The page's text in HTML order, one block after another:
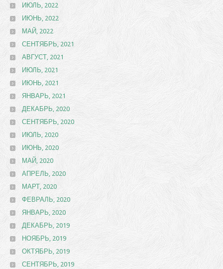
ИЮЛЬ, 2022
ИЮНЬ, 2022
МАЙ, 2022
СЕНТЯБРЬ, 2021
АВГУСТ, 2021
ИЮЛЬ, 2021
ИЮНЬ, 2021
ЯНВАРЬ, 2021
ДЕКАБРЬ, 2020
СЕНТЯБРЬ, 2020
ИЮЛЬ, 2020
ИЮНЬ, 2020
МАЙ, 2020
АПРЕЛЬ, 2020
МАРТ, 2020
ФЕВРАЛЬ, 2020
ЯНВАРЬ, 2020
ДЕКАБРЬ, 2019
НОЯБРЬ, 2019
ОКТЯБРЬ, 2019
СЕНТЯБРЬ, 2019